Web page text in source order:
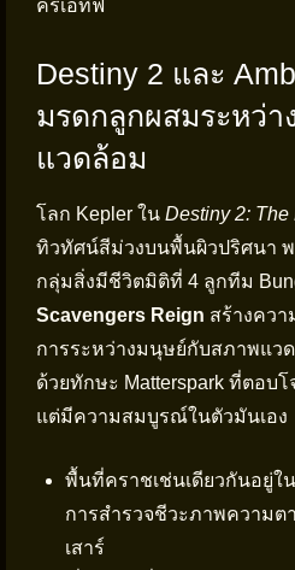
ครีเอทีฟ
Destiny 2 และ
มรดกลูกผสมระหว่า
แวดล้อม
โลก Kepler ใน Destiny 2: The
ทิวทัศน์สีม่วงบนพื้นผิวปริศนา
กลุ่มสิ่งมีชีวิตมิติที่ 4 ลูกทีม
Scavengers Reign สร้างคว
การระหว่างมนุษย์กับสภาพแว
ด้วยทักษะ Matterspark ที่ตอบ
แต่มีความสมบูรณ์ในตัวมันเอง
พื้นที่คราชเช่นเดียวกันอยู่ใน
การสำรวจชีวะภาพความต
เสาร์